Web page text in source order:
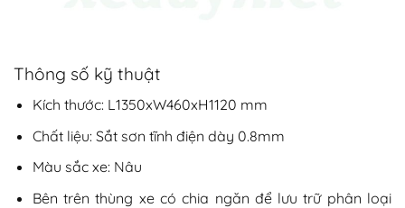
Thông số kỹ thuật
Kích thước: L1350xW460xH1120 mm
Chất liệu: Sắt sơn tĩnh điện dày 0.8mm
Màu sắc xe: Nâu
Bên trên thùng xe có chia ngăn để lưu trữ phân loại